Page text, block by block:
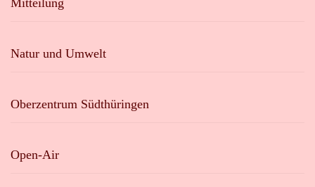
Mitteilung
Natur und Umwelt
Oberzentrum Südthüringen
Open-Air